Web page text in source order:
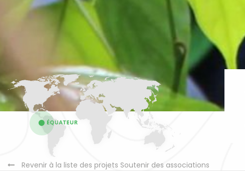
Revenir à la liste des projets Soutenir des associations